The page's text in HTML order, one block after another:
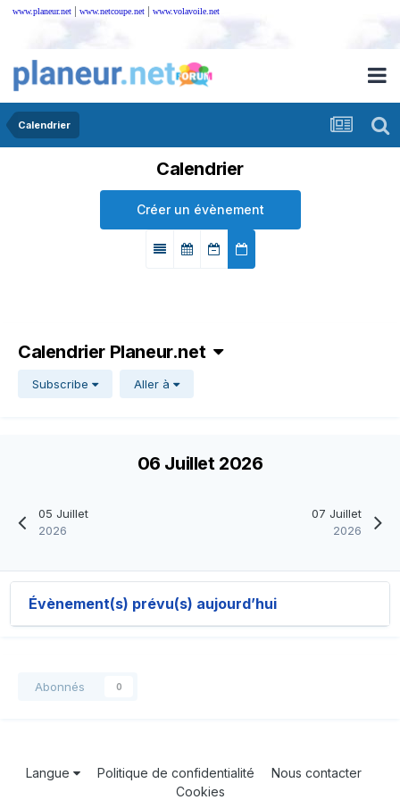
www.planeur.net | www.netcoupe.net | www.volavoile.net
Calendrier
Calendrier
Créer un évènement
Calendrier Planeur.net
Subscribe Aller à
05 Juillet
2026
06 Juillet 2026
07 Juillet
2026
Évènement(s) prévu(s) aujourd’hui
Abonnés 0
Langue Politique de confidentialité
Nous contacter
Cookies